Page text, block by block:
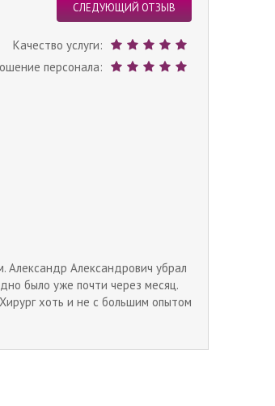
СЛЕДУЮЩИЙ ОТЗЫВ
Качество услуги:
персонала:
Александр Александрович убрал
было уже почти через месяц.
хоть и не с большим опытом